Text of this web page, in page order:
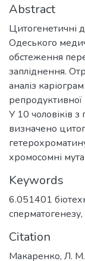
Abstract
Цитогенетичні
Одеського
обстеження
запліднення.
аналіз
У 10 чоловіків
визначено
хромосомні
Keywords
6.051401
сперматогенезу,
Citation
Макаренко, Л. М.